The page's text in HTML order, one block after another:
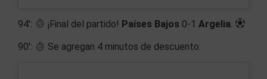
94′: ¡Final del partido! Países Bajos 0-1Argelia.
90′: Se agregan 4 minutos de descuento.